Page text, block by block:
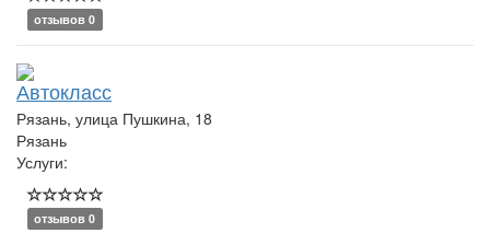
отзывов 0
Автокласс
Рязань, улица Пушкина, 18
Рязань
Услуги:
отзывов 0